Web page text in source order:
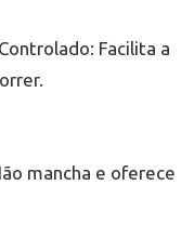
Facilita a
mancha e oferece